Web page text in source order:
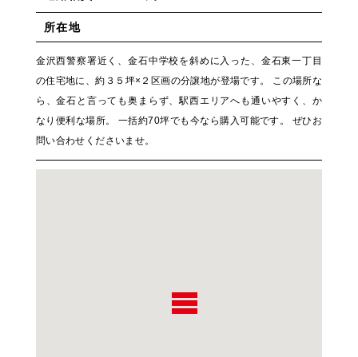
所在地
金沢西警察署近く、金石中学校を斜めに入った、金石東一丁目
の住宅地に、約３５坪×２区画の分譲地が登場です。 この場所な
ら、金石と言っても奥まらず、駅西エリアへも通いやすく、か
なり便利な場所。 一括約70坪でも今なら購入可能です。 ぜひお
問い合わせくださいませ。